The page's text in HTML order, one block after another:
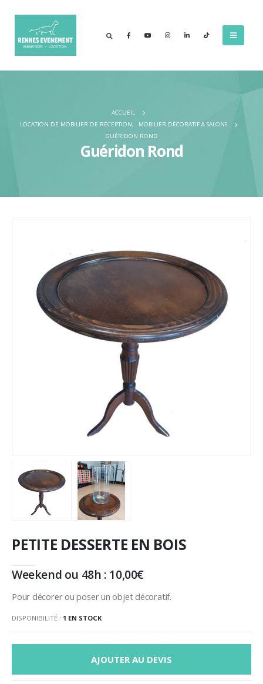
ACCUEIL
LOCATION DE MOBILIER DE RÉCEPTION,
MOBILIER DÉCORATIF & SALONS
GUÉRIDON ROND
Guéridon Rond
PETITE DESSERTE EN BOIS
Weekend ou 48h : 10,00€
Pour décorer ou poser un objet décoratif.
DISPONIBILITÉ : 1 EN STOCK
AJOUTER AU DEVIS